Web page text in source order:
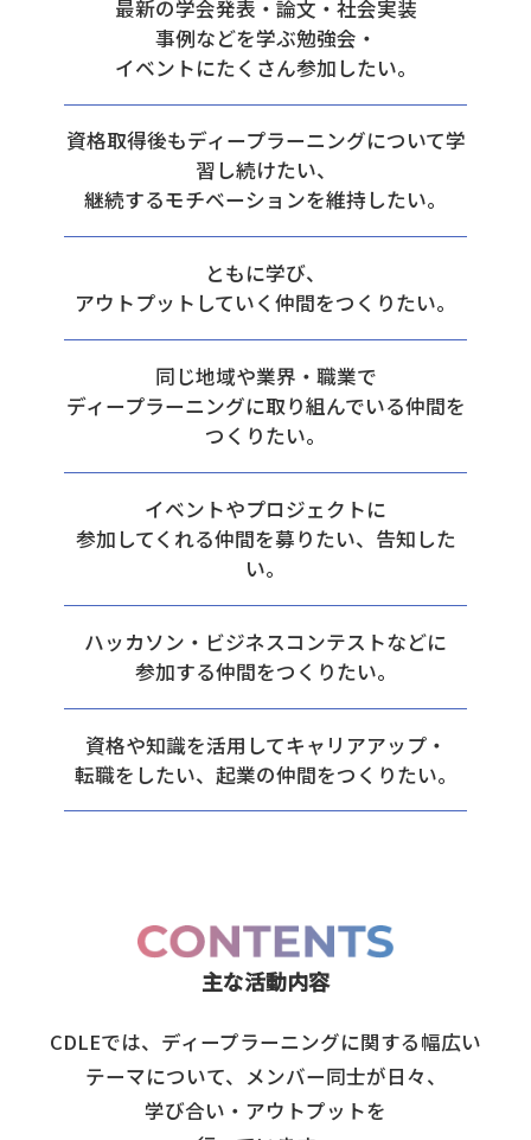
最新の学会発表・論文・社会実装
事例などを学ぶ勉強会・
イベントにたくさん参加したい。
資格取得後もディープラーニングについて学
習し続けたい、
継続するモチベーションを維持したい。
ともに学び、
アウトプットしていく仲間をつくりたい。
同じ地域や業界・職業で
ディープラーニングに取り組んでいる仲間を
つくりたい。
イベントやプロジェクトに
参加してくれる仲間を募りたい、告知した
い。
ハッカソン・ビジネスコンテストなどに
参加する仲間をつくりたい。
資格や知識を活用してキャリアアップ・
転職をしたい、起業の仲間をつくりたい。
主な活動内容
CDLEでは、ディープラーニングに関する幅広い
テーマについて、 メンバー同士が日々、
学び合い・アウトプットを